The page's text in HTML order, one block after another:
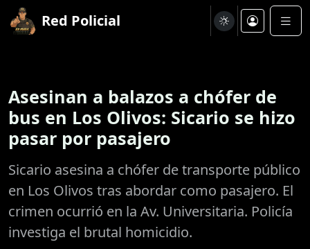
Red Policial
Asesinan a balazos a chófer de
bus en Los Olivos: Sicario se hizo
pasar por pasajero
Sicario asesina a chófer de transporte público
en Los Olivos tras abordar como pasajero. El
crimen ocurrió en la Av. Universitaria. Policía
investiga el brutal homicidio.